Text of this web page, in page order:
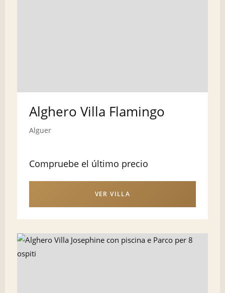
Alghero Villa Flamingo
Alguer
Compruebe el último precio
VER VILLA